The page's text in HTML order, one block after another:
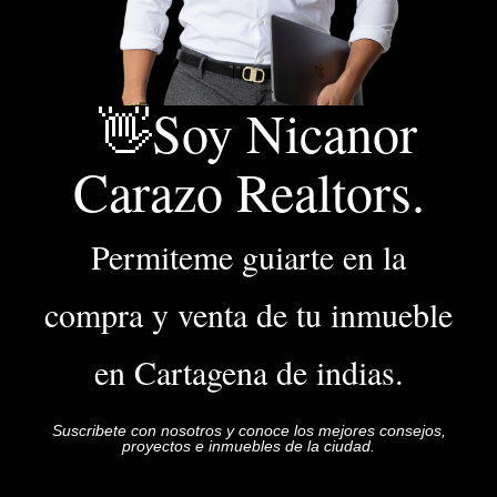
Sistema de riego
Sobre vía principal
Ubicación Exterior
Vivienda multifamiliar
Descripción Adicional
ESTADO DEL INMUEBLE: Excelente, remodelado.
habitaciones en Condominio Beach Club, Barrio Crespo
- Cartagena de Indias. - Area total: 197 mts2
👋Soy Nicanor
Carazo Realtors.
Permiteme guiarte en la
compra y venta de tu inmueble
en Cartagena de indias.
Suscribete con nosotros y conoce los mejores consejos,
proyectos e inmuebles de la ciudad.